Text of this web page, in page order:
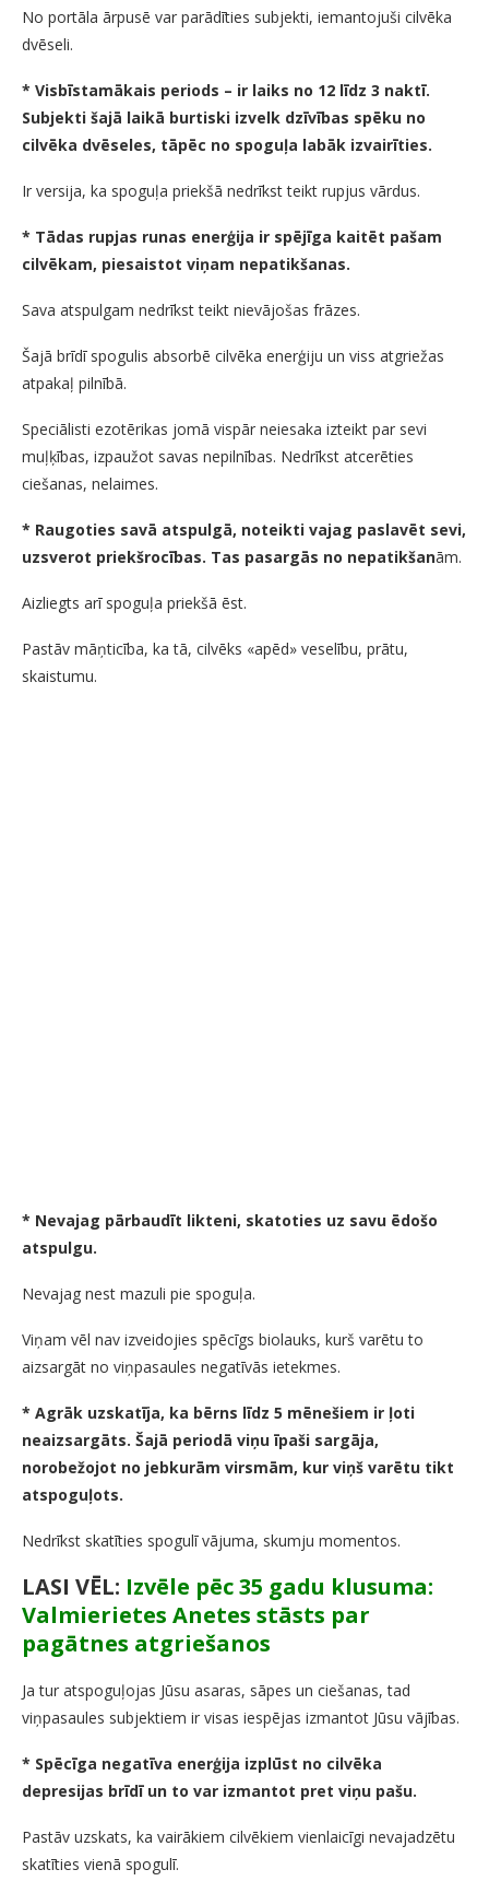
No portāla ārpusē var parādīties subjekti, iemantojuši cilvēka
dvēseli.
* Visbīstamākais periods – ir laiks no 12 līdz 3 naktī.
Subjekti šajā laikā burtiski izvelk dzīvības spēku no
cilvēka dvēseles, tāpēc no spoguļa labāk izvairīties.
Ir versija, ka spoguļa priekšā nedrīkst teikt rupjus vārdus.
* Tādas rupjas runas enerģija ir spējīga kaitēt pašam
cilvēkam, piesaistot viņam nepatikšanas.
Sava atspulgam nedrīkst teikt nievājošas frāzes.
Šajā brīdī spogulis absorbē cilvēka enerģiju un viss atgriežas
atpakaļ pilnībā.
Speciālisti ezotērikas jomā vispār neiesaka izteikt par sevi
muļķības, izpaužot savas nepilnības. Nedrīkst atcerēties
ciešanas, nelaimes.
* Raugoties savā atspulgā, noteikti vajag paslavēt sevi,
uzsverot priekšrocības. Tas pasargās no nepatikšanām.
Aizliegts arī spoguļa priekšā ēst.
Pastāv māņticība, ka tā, cilvēks «apēd» veselību, prātu,
skaistumu.
* Nevajag pārbaudīt likteni, skatoties uz savu ēdošo
atspulgu.
Nevajag nest mazuli pie spoguļa.
Viņam vēl nav izveidojies spēcīgs biolauks, kurš varētu to
aizsargāt no viņpasaules negatīvās ietekmes.
* Agrāk uzskatīja, ka bērns līdz 5 mēnešiem ir ļoti
neaizsargāts. Šajā periodā viņu īpaši sargāja,
norobežojot no jebkurām virsmām, kur viņš varētu tikt
atspoguļots.
Nedrīkst skatīties spogulī vājuma, skumju momentos.
LASI VĒL: Izvēle pēc 35 gadu klusuma:
Valmierietes Anetes stāsts par
pagātnes atgriešanos
Ja tur atspoguļojas Jūsu asaras, sāpes un ciešanas, tad
viņpasaules subjektiem ir visas iespējas izmantot Jūsu vājības.
* Spēcīga negatīva enerģija izplūst no cilvēka
depresijas brīdī un to var izmantot pret viņu pašu.
Pastāv uzskats, ka vairākiem cilvēkiem vienlaicīgi nevajadzētu
skatīties vienā spogulī.